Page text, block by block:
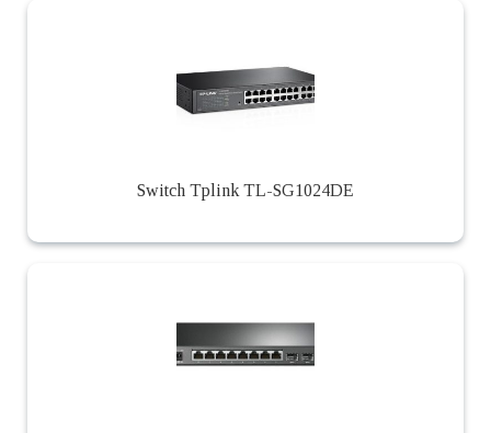
Switch Tplink TL-SG1024DE